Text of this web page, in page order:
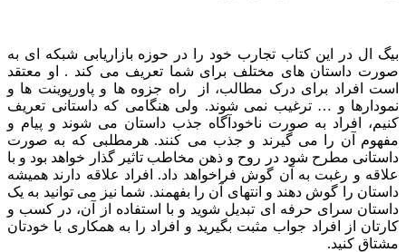
بیگ ال در این کتاب تجارب خود را در حوزه بازاریابی شبکه ای به
صورت داستان های مختلف برای شما تعریف می کند . او معتقد
است افراد برای درک مطالب، از راه جزوه ها و پاورپوینت ها و
نمودارها و … ترغیب نمی شوند. ولی هنگامی که داستانی تعریف
کنیم، افراد به صورت ناخودآگاه جذب داستان می شوند و پیام و
مفهوم آن را می گیرند و جذب می کنند. هرمطلبی که به صورت
داستانی مطرح شود در روح و ذهن مخاطب تاثیر گذار خواهد بود و با
علاقه و رغبت به آن گوش فراخواهد داد. افراد علاقه دارند همیشه
داستان را گوش دهند و انتهای آن را بفهمند. شما نیز می توانید به یک
داستان سرای حرفه ای تبدیل شوید و با استفاده از آن، در کسب و
کارتان از افراد جواب مثبت بگیرید و افراد را به همکاری با خودتان
مشتاق کنید.